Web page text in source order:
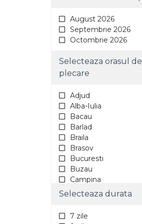
August 2026
Septembrie 2026
Octombrie 2026
Selecteaza orasul de
plecare
Adjud
Alba-Iulia
Bacau
Barlad
Braila
Brasov
Bucuresti
Buzau
Campina
Constanta
Deva
Fagaras
Selecteaza durata
7 zile